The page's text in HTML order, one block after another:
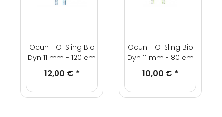
Ocun - O-Sling Bio
Dyn 11 mm - 120 cm
12,00 € *
Ocun - O-Sling Bio
Dyn 11 mm - 80 cm
10,00 € *